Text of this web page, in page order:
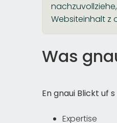
Websiteinhalt z
Was
En gnaui Blickt uf
Expertise